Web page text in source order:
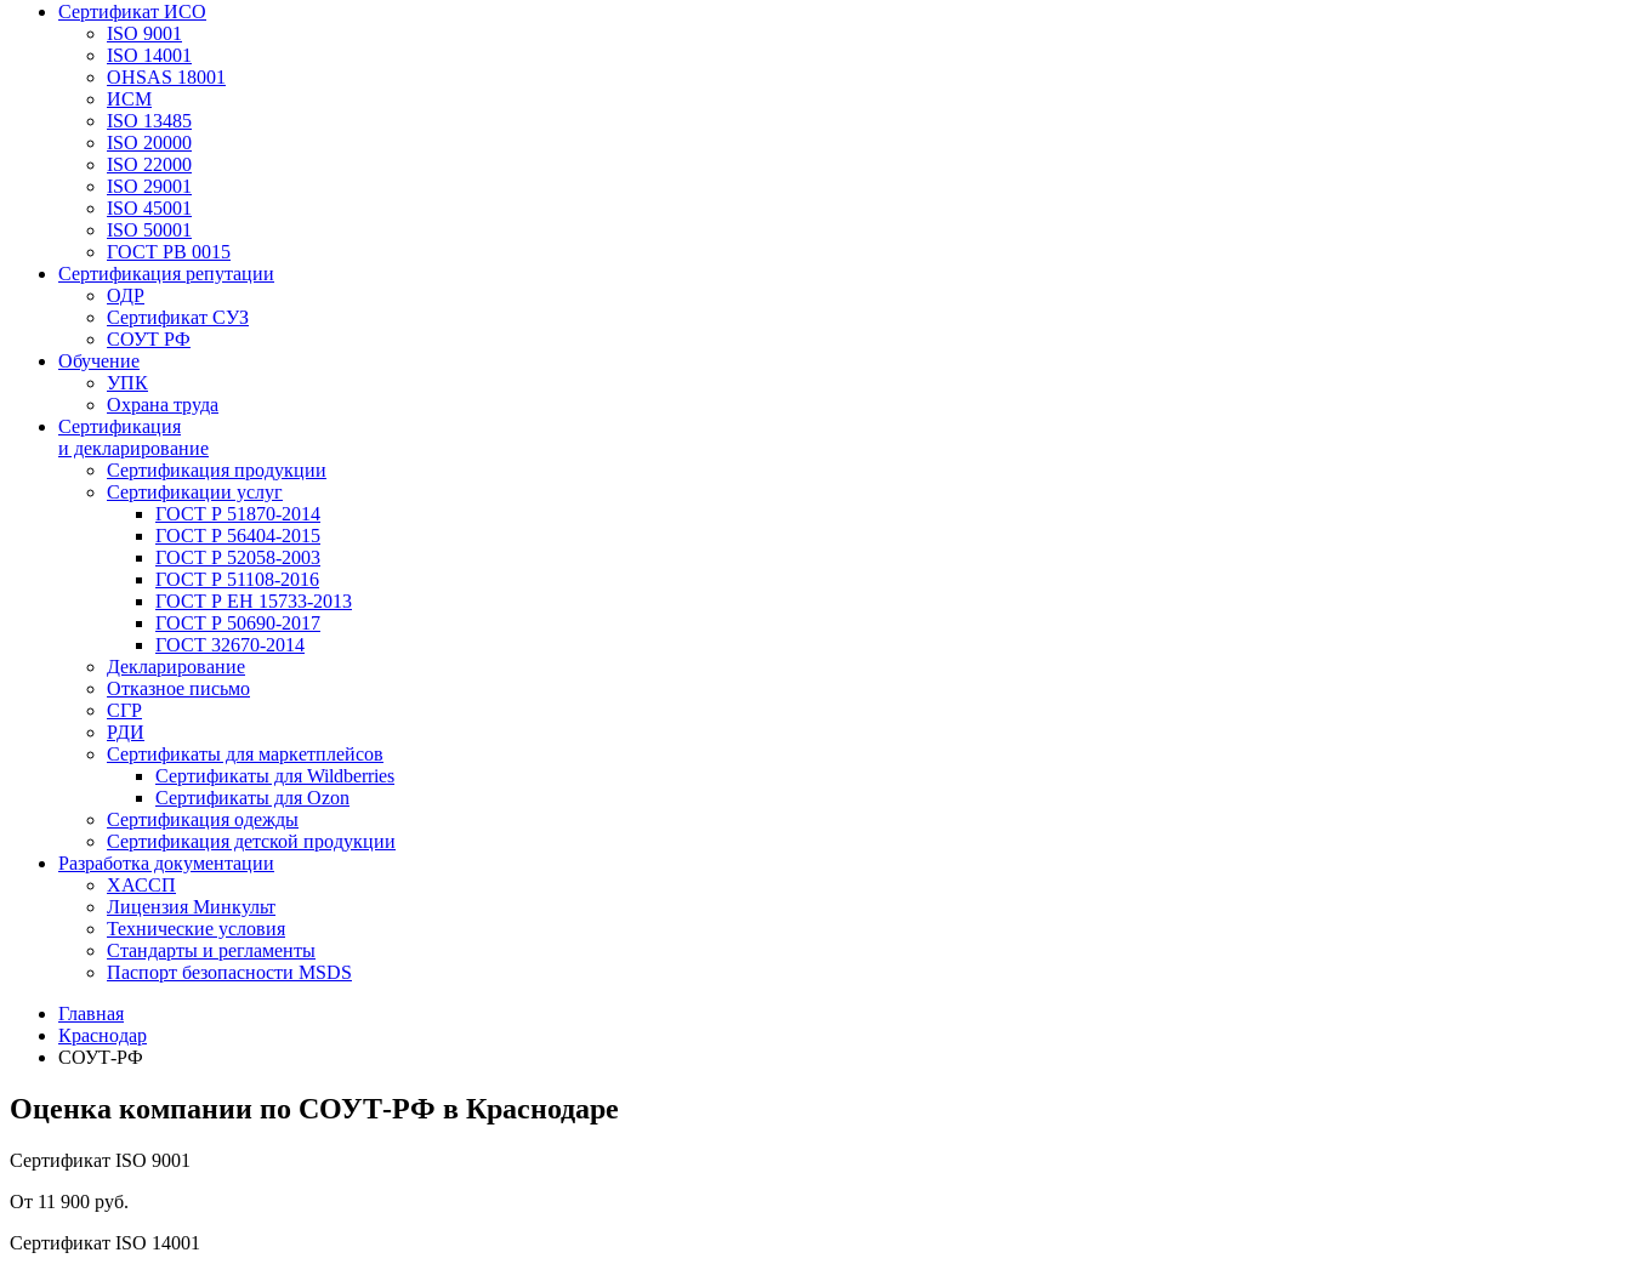
Сертификат ИСО
ISO 9001
ISO 14001
OHSAS 18001
ИСМ
ISO 13485
ISO 20000
ISO 22000
ISO 29001
ISO 45001
ISO 50001
ГОСТ РВ 0015
Сертификация репутации
ОДР
Сертификат СУЗ
СОУТ РФ
Обучение
УПК
Охрана труда
Сертификация
и декларирование
Сертификация продукции
Сертификации услуг
ГОСТ Р 51870-2014
ГОСТ Р 56404-2015
ГОСТ Р 52058-2003
ГОСТ Р 51108-2016
ГОСТ Р ЕН 15733-2013
ГОСТ Р 50690-2017
ГОСТ 32670-2014
Декларирование
Отказное письмо
СГР
РДИ
Сертификаты для маркетплейсов
Сертификаты для Wildberries
Сертификаты для Ozon
Сертификация одежды
Сертификация детской продукции
Разработка документации
ХАССП
Лицензия Минкульт
Технические условия
Стандарты и регламенты
Паспорт безопасности MSDS
Главная
Краснодар
СОУТ-РФ
Оценка компании по СОУТ-РФ в Краснодаре
Сертификат ISO 9001
От 11 900 руб.
Сертификат ISO 14001